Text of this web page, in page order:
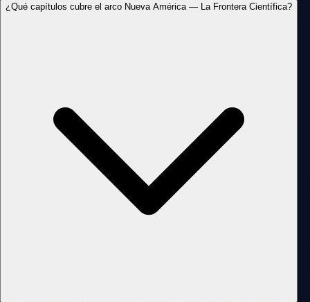
¿Qué capítulos cubre el arco Nueva América — La Frontera Científica?